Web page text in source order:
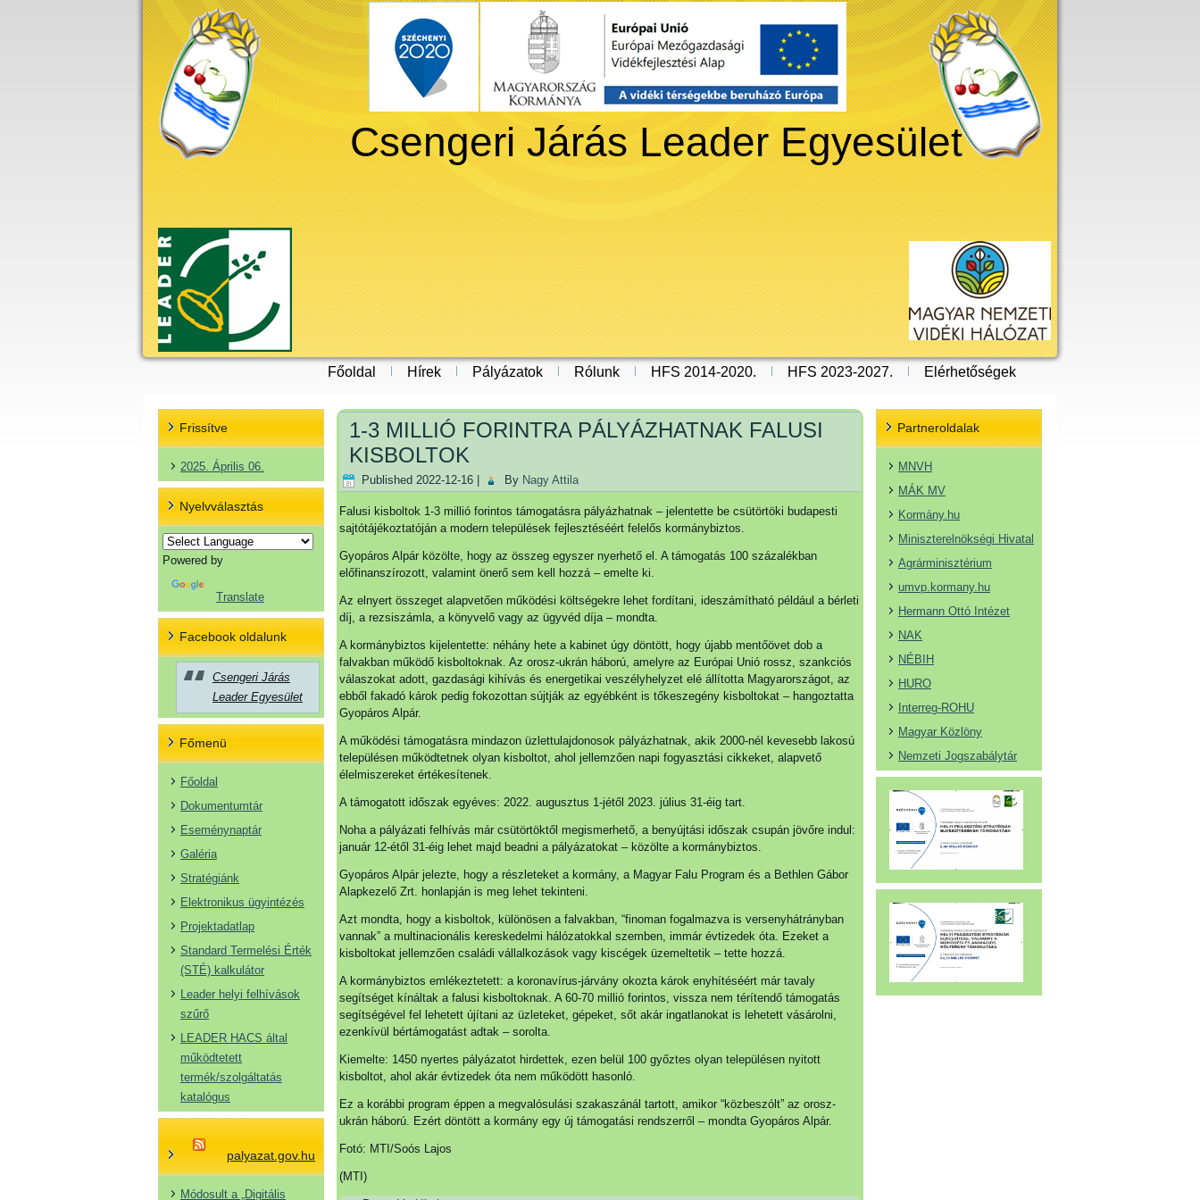
Csengeri Járás Leader Egyesület
Főoldal Hírek Pályázatok Rólunk HFS 2014-2020. HFS 2023-2027. Elérhetőségek
Frissítve
2025. Április 06.
Nyelvválasztás
Powered by
Translate
Facebook oldalunk
Csengeri Járás
Leader Egyesület
Főmenü
Főoldal
Dokumentumtár
Eseménynaptár
Galéria
Stratégiánk
Elektronikus ügyintézés
Projektadatlap
Standard Termelési Érték
(STÉ) kalkulátor
Leader helyi felhívások
szűrő
LEADER HACS által
működtetett
termék/szolgáltatás
katalógus
palyazat.gov.hu
Módosult a „Digitális
1-3 MILLIÓ FORINTRA PÁLYÁZHATNAK FALUSI
KISBOLTOK
Published 2022-12-16 By Nagy Attila
Falusi kisboltok 1-3 millió forintos támogatásra pályázhatnak – jelentette be csütörtöki budapesti
sajtótájékoztatóján a modern települések fejlesztéséért felelős kormánybiztos.
Gyopáros Alpár közölte, hogy az összeg egyszer nyerhető el. A támogatás 100 százalékban
előfinanszírozott, valamint önerő sem kell hozzá – emelte ki.
Az elnyert összeget alapvetően működési költségekre lehet fordítani, ideszámítható például a bérleti
díj, a rezsiszámla, a könyvelő vagy az ügyvéd díja – mondta.
A kormánybiztos kijelentette: néhány hete a kabinet úgy döntött, hogy újabb mentőövet dob a
falvakban működő kisboltoknak. Az orosz-ukrán háború, amelyre az Európai Unió rossz, szankciós
válaszokat adott, gazdasági kihívás és energetikai veszélyhelyzet elé állította Magyarországot, az
ebből fakadó károk pedig fokozottan sújtják az egyébként is tőkeszegény kisboltokat – hangoztatta
Gyopáros Alpár.
A működési támogatásra mindazon üzlettulajdonosok pályázhatnak, akik 2000-nél kevesebb lakosú
településen működtetnek olyan kisboltot, ahol jellemzően napi fogyasztási cikkeket, alapvető
élelmiszereket értékesítenek.
A támogatott időszak egyéves: 2022. augusztus 1-jétől 2023. július 31-éig tart.
Noha a pályázati felhívás már csütörtöktől megismerhető, a benyújtási időszak csupán jövőre indul:
január 12-étől 31-éig lehet majd beadni a pályázatokat – közölte a kormánybiztos.
Gyopáros Alpár jelezte, hogy a részleteket a kormány, a Magyar Falu Program és a Bethlen Gábor
Alapkezelő Zrt. honlapján is meg lehet tekinteni.
Azt mondta, hogy a kisboltok, különösen a falvakban, “finoman fogalmazva is versenyhátrányban
vannak” a multinacionális kereskedelmi hálózatokkal szemben, immár évtizedek óta. Ezeket a
kisboltokat jellemzően családi vállalkozások vagy kiscégek üzemeltetik – tette hozzá.
A kormánybiztos emlékeztetett: a koronavírus-járvány okozta károk enyhítéséért már tavaly
segítséget kínáltak a falusi kisboltoknak. A 60-70 millió forintos, vissza nem térítendő támogatás
segítségével fel lehetett újítani az üzleteket, gépeket, sőt akár ingatlanokat is lehetett vásárolni,
ezenkívül bértámogatást adtak – sorolta.
Kiemelte: 1450 nyertes pályázatot hirdettek, ezen belül 100 győztes olyan településen nyitott
kisboltot, ahol akár évtizedek óta nem működött hasonló.
Ez a korábbi program éppen a megvalósulási szakaszánál tartott, amikor “közbeszólt” az orosz-
ukrán háború. Ezért döntött a kormány egy új támogatási rendszerről – mondta Gyopáros Alpár.
Fotó: MTI/Soós Lajos
(MTI)
Partneroldalak
MNVH
MÁK MV
Kormány.hu
Miniszterelnökségi Hivatal
Agrárminisztérium
umvp.kormany.hu
Hermann Ottó Intézet
NAK
NÉBIH
HURO
Interreg-ROHU
Magyar Közlöny
Nemzeti Jogszabálytár